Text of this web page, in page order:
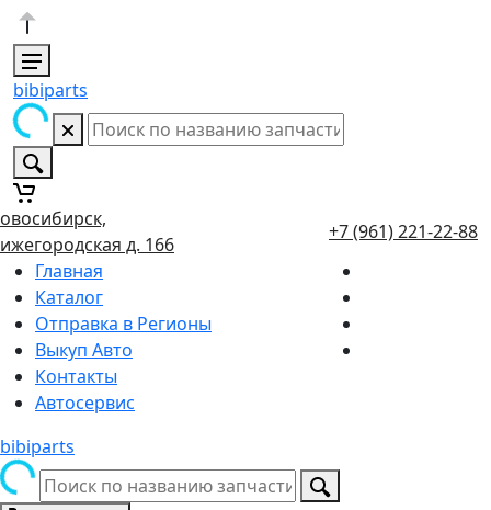
bibiparts
д. 166
+7 (961) 221-22-88
Главная
Каталог
Отправка в Регионы
Выкуп Авто
Контакты
Автосервис
bibiparts